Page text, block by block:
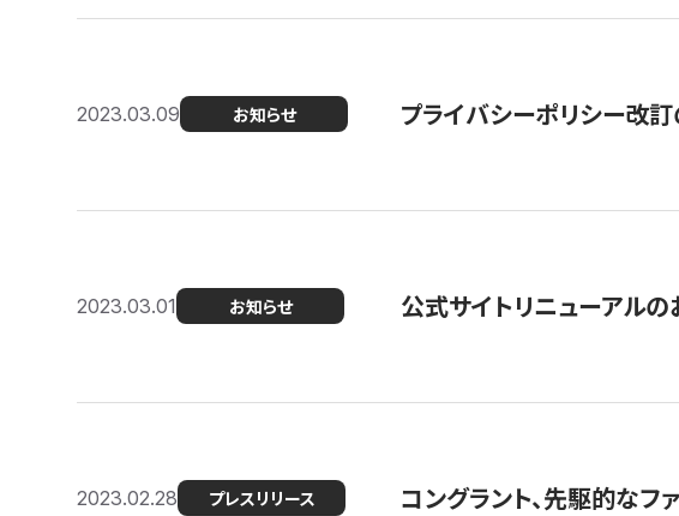
2023.03.09 お知らせ プライバシーポリシー改
2023.03.01 お知らせ 公式サイトリニューアルの
2023.02.28 プレスリリース コングラント、先駆的な